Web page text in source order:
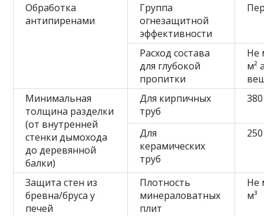
Обработка
антипиренами
Группа
огнезащитной
эффективности
Расход состава
для глубокой
пропитки
Не
м²
Минимальная
толщина разделки
(от внутренней
стенки дымохода
до деревянной
балки)
Для кирпичных
труб
Для
керамических
труб
Защита стен из
бревна/бруса у
печей
Плотность
минераловатных
плит
Не
м³